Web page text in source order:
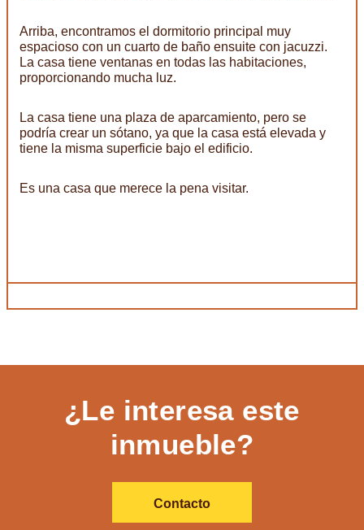
Arriba, encontramos el dormitorio principal muy
espacioso con un cuarto de baño ensuite con jacuzzi.
La casa tiene ventanas en todas las habitaciones,
proporcionando mucha luz.
La casa tiene una plaza de aparcamiento, pero se
podría crear un sótano, ya que la casa está elevada y
tiene la misma superficie bajo el edificio.
Es una casa que merece la pena visitar.
¿Le interesa este
inmueble?
Contacto